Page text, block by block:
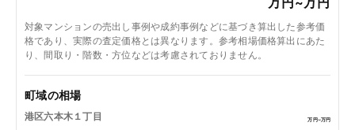
対象マンションの売出し事例や成約事例などに基づき算出した参考価
格であり、実際の査定価格とは異なります。参考相場価格算出にあた
り、間取り・階数・方位などは考慮されておりません。
町域の相場
港区六本木１丁目 万円~万円